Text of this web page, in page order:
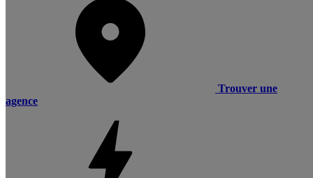
Trouver une
agence